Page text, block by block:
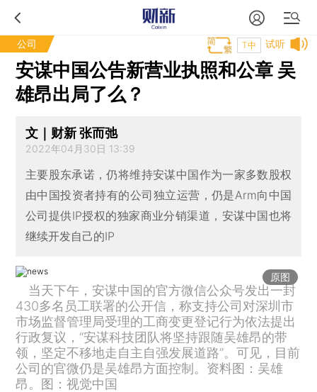
公司 试听
T中
安谋中国公告新营业执照和公章 吴
雄昂出局了么？
文｜财新 张而弛
2022年04月30日 13:39
主要股东承诺，仍将维持安谋中国作为一家多数股权
由中国投资者持有的公司独立运营，仍是Arm向中国
公司提供IP授权的独家商业分销渠道，安谋中国也将
继续开发自己的IP
原图
当天下午，安谋中国的官方微信公众号发出一封
430多名员工联署的公开信，称支持公司对深圳市
市场监督管理局受理的工商变更登记行为依法提出
行政复议，“安谋科技团队将坚持跟随吴雄昂的带
领，坚定不移地走自主自强发展道路”。可见，目前
公司的官微仍是吴雄昂方面控制。资料图：吴雄
昂。图：视觉中国